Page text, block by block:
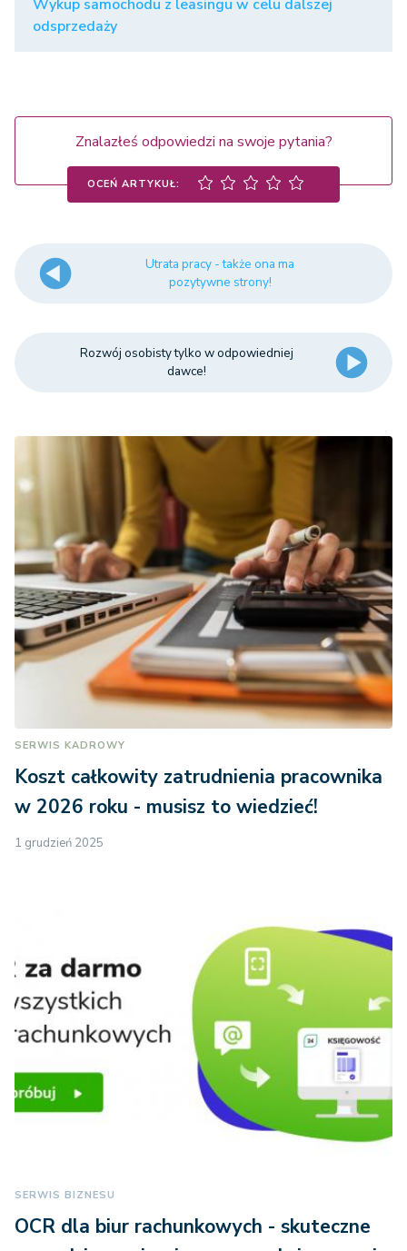
Wykup samochodu z leasingu w celu dalszej
odsprzedaży
Znalazłeś odpowiedzi na swoje pytania?
OCEŃ ARTYKUŁ:
Utrata pracy - także ona ma
pozytywne strony!
Rozwój osobisty tylko w odpowiedniej
dawce!
SERWIS KADROWY
Koszt całkowity zatrudnienia pracownika
w 2026 roku - musisz to wiedzieć!
1 grudzień 2025
SERWIS BIZNESU
OCR dla biur rachunkowych - skuteczne